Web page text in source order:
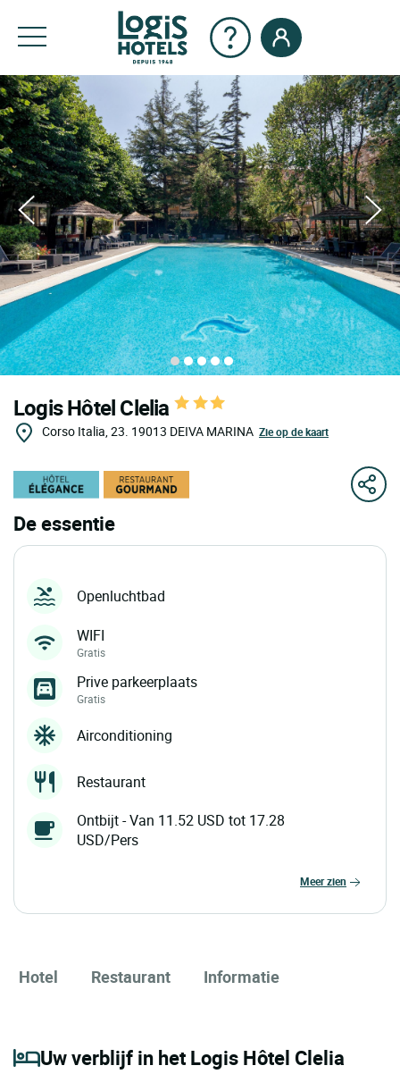
Logis Hôtel Clelia
Corso Italia, 23. 19013 DEIVA MARINA Zie op de kaart
De essentie
Openluchtbad
WIFI
Gratis
Prive parkeerplaats
Gratis
Airconditioning
Restaurant
Ontbijt - Van 11.52 USD tot 17.28
USD/Pers
meer zien
Hotel Restaurant Informatie
Uw verblijf in het Logis Hôtel Clelia